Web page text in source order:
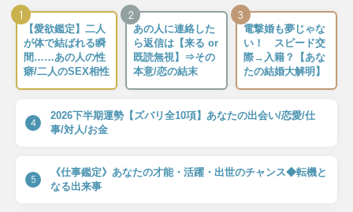
1
【愛欲鑑定】二人
が体で結ばれる瞬
間……あの人の性
癖/二人のSEX相性
2
あの人に連絡した
ら返信は【来る or
既読無視】⇒その
本意/恋の結末
3
電撃婚も夢じゃな
い！ スピード交
際→入籍？【あな
たの結婚大解明】
4
2026下半期運勢【ズバリ全10項】あなたの出会い/恋愛/仕
事/対人/お金
5
《仕事鑑定》あなたの才能・活躍・出世のチャンス◆転機と
なる出来事